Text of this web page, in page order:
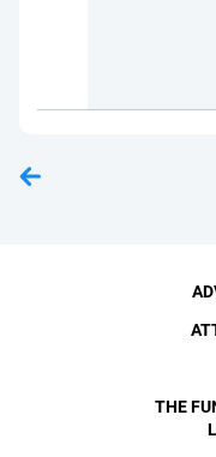
THE